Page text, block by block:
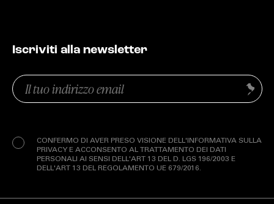
Iscriviti alla newsletter
Email
(Obbligatorio)
CONFERMO DI AVER PRESO VISIONE DELL'INFORMATIVA SULLA
PRIVACY E ACCONSENTO AL TRATTAMENTO DEI DATI
PERSONALI AI SENSI DELL'ART 13 DEL D. LGS 196/2003 E
DELL'ART 13 DEL REGOLAMENTO UE 679/2016.
Invia